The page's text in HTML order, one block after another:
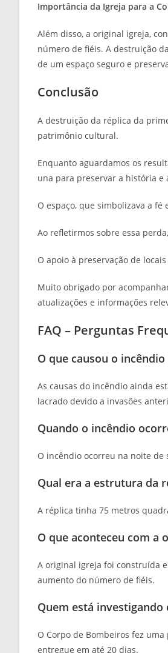
Importância da Igreja para a
Além disso, a original igreja,
número de fiéis. A destruição
de um espaço seguro e
Conclusão
A destruição da réplica da
patrimônio cultural.
Enquanto aguardamos os
una para preservar a história e
O espaço, que simbolizava a
Ao refletirmos sobre essa
O apoio à preservação de
Muito obrigado por
atualizações e informações
FAQ – Perguntas
O que causou o
As causas do incêndio ainda
lacrado devido a invasões
Quando o incêndio
O incêndio ocorreu na noite de
Qual era a estrutura da
A réplica tinha 75 metros
O que aconteceu com a
A original igreja foi construída
aumento do número de fiéis.
Quem está investigando
O Corpo de Bombeiros fez
entregue em até 20 dias.